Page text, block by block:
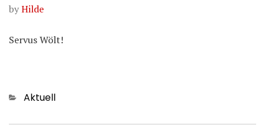
byHilde
Servus Wölt!
Categories
Aktuell